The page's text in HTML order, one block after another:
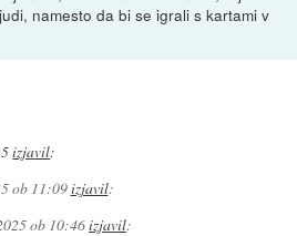
namesto da bi se igrali s kartami v
izjavil:
ob 11:09izjavil:
ob 10:46izjavil: